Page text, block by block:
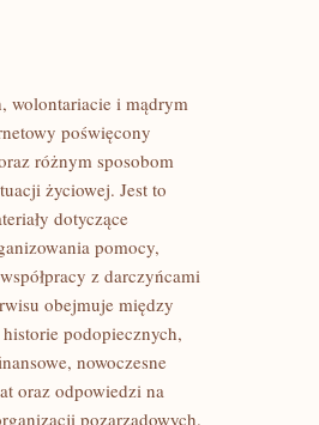
wolontariacie i mądrym
poświęcony
różnym sposobom
życiowej. Jest to
dotyczące
pomocy,
z darczyńcami
obejmuje między
podopiecznych,
nowoczesne
oraz odpowiedzi na
pozarządowych.